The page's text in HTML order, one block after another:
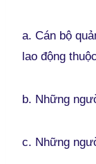
a. Cán bộ
lao động
b. Những
c. Những